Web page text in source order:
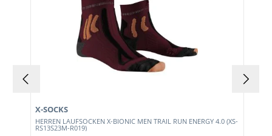
HERREN LAUFSOCKEN X-BIONIC MEN TRAIL RUN ENERGY 4.0 (XS-
RS13S23M-R019)
X-SOCKS